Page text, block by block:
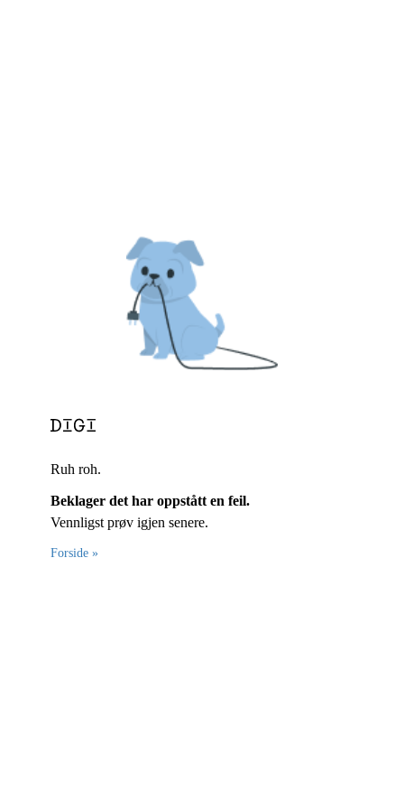
Ruh roh.
Beklager det har oppstått en feil.
Vennligst prøv igjen senere.
Forside »